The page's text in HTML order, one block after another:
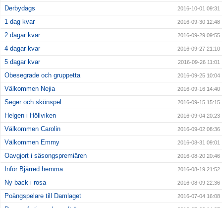
Derbydags 2016-10-01 09:31
1 dag kvar 2016-09-30 12:48
2 dagar kvar 2016-09-29 09:55
4 dagar kvar 2016-09-27 21:10
5 dagar kvar 2016-09-26 11:01
Obesegrade och gruppetta 2016-09-25 10:04
Välkommen Nejia 2016-09-16 14:40
Seger och skönspel 2016-09-15 15:15
Helgen i Höllviken 2016-09-04 20:23
Välkommen Carolin 2016-09-02 08:36
Välkommen Emmy 2016-08-31 09:01
Oavgjort i säsongspremiären 2016-08-20 20:46
Inför Bjärred hemma 2016-08-19 21:52
Ny back i rosa 2016-08-09 22:36
Poängspelare till Damlaget 2016-07-04 16:08